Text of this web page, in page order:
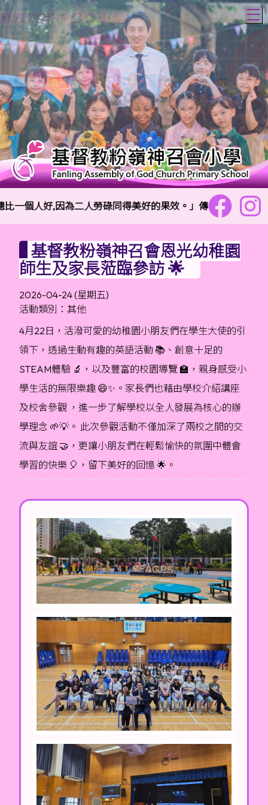
一個人好,因為二人勞碌同得美好的果效。」傳道書4:9
基督教粉嶺神召會恩光幼稚園
師生及家長蒞臨參訪 🌟
2026-04-24 (星期五)
活動類別：其他
4月22日，活潑可愛的幼稚園小朋友們在學生大使的引
領下，透過生動有趣的英語活動 📚、創意十足的
STEAM體驗 🔬，以及豐富的校園導覽 🏫，親身感受小
學生活的無限樂趣 😄✨。家長們也藉由學校介紹講座
及校舍參觀 ，進一步了解學校以全人發展為核心的辦
學理念 🌱💡。 此次參觀活動不僅加深了兩校之間的交
流與友誼 🤝，更讓小朋友們在輕鬆愉快的氛圍中體會
學習的快樂 🎈，留下美好的回憶 🌟。